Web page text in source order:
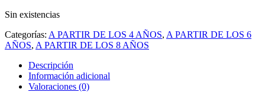
Sin existencias
Categorías: A PARTIR DE LOS 4 AÑOS, A PARTIR DE LOS 6
AÑOS, A PARTIR DE LOS 8 AÑOS
Descripción
Información adicional
Valoraciones (0)